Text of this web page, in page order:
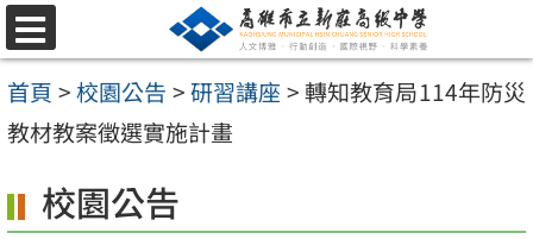
跳
至
主
要
容
選
單
首頁 >校園公告 >研習講座 >轉知教育局114年防災
教材教案徵選實施計畫
校園公告